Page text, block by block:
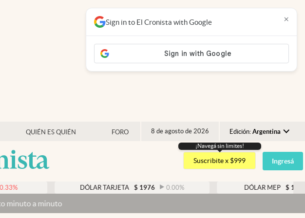
QUIÉN ES QUIÉN FORO 8 de agosto de 2026 Edición: Argentina
Argentina
España
USA
¡Navegá sin limites!
Suscribite x $999 Ingresá
DÓLAR TARJETA $ 1976 0.00% DÓLAR MEP $ 1526,03
Sign in to El Cronista with Google ×